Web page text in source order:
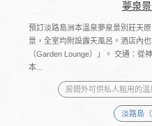
夢泉
預訂淡路島洲本溫泉夢泉景別莊天
景，全室均附設露天風呂。酒店內
（Garden Lounge）」。 交通：從
本...
房間外可供私人租用的溫
淡路島